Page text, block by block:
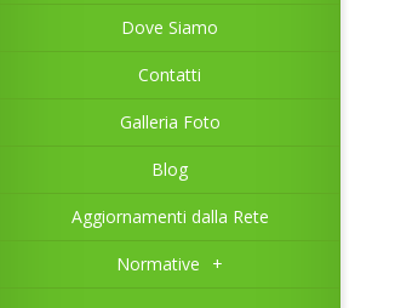
Dove Siamo
Contatti
Galleria Foto
Blog
Aggiornamenti dalla Rete
Normative +